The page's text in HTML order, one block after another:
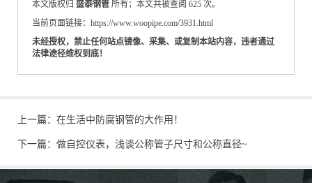
本文版权归 盛泰钢管 所有；本文共被查阅 625 次。
当前页面链接：https://www.woopipe.com/3931.html
未经授权，禁止任何站点镜像、采集、或复制本站内容，违者通过
法律途径维权到底！
上一篇： 在生活中防腐钢管的大作用！
下一篇： 做自控仪表，浅谈公称管子尺寸和公称直径~